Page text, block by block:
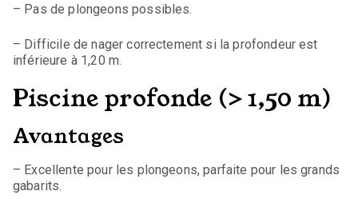
– Pas de plongeons possibles.
– Difficile de nager correctement si la profondeur est
inférieure à 1,20 m.
Piscine profonde (> 1,50 m)
Avantages
– Excellente pour les plongeons, parfaite pour les grands
gabarits.